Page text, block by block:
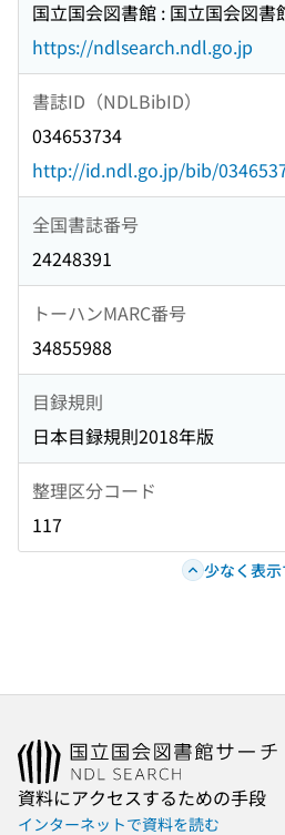
国立国会図書館 : 国立国会図書
https://ndlsearch.ndl.go.jp
書誌ID（NDLBibID）
034653734
http://id.ndl.go.jp/bib/
全国書誌番号
24248391
トーハンMARC番号
34855988
目録規則
日本目録規則2018年版
整理区分コード
117
少なく表示
資料にアクセスするための手段
インターネットで資料を読む